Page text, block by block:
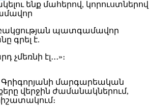
պատգամավոր
գրել է.
չմեռնի էլ․․․»։
Գրիգորյանի մարգարեական
վերջին ժամանակներում,